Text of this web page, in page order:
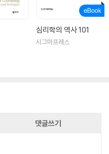
심리학의 역사 101
시그마프레스
댓글쓰기